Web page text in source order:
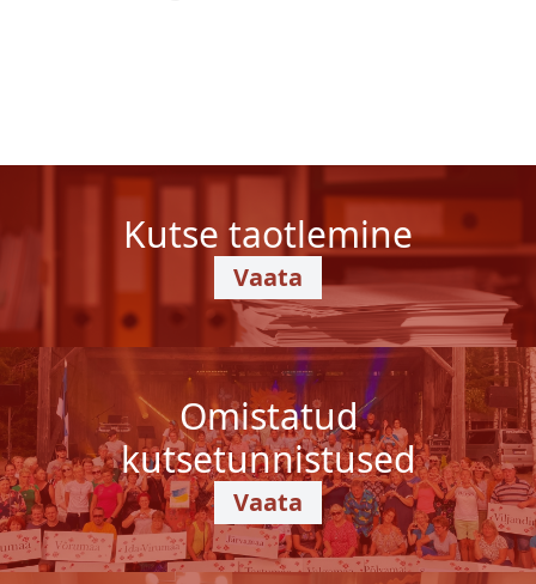
Kutse taotlemine
Vaata
Omistatud
kutsetunnistused
Vaata